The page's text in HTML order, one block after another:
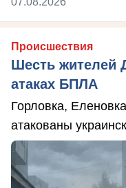
Происшествия
Шесть жителей
атаках БПЛА
Горловка,
атакованы